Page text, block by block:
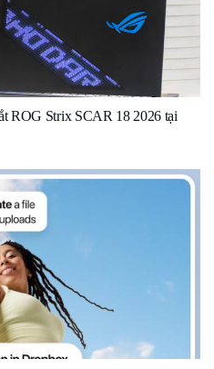
ROG Strix SCAR 18 2026 tại